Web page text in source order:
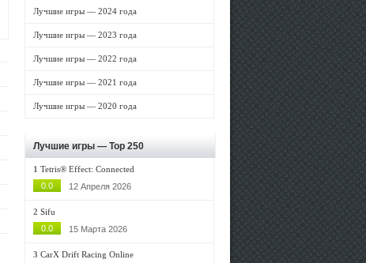
Лучшие игры — 2024 года
Лучшие игры — 2023 года
Лучшие игры — 2022 года
Лучшие игры — 2021 года
Лучшие игры — 2020 года
Лучшие игры — Top 250
1 Tetris® Effect: Connected
0.0
12 Апреля 2026
2 Sifu
0.0
15 Марта 2026
3 CarX Drift Racing Online